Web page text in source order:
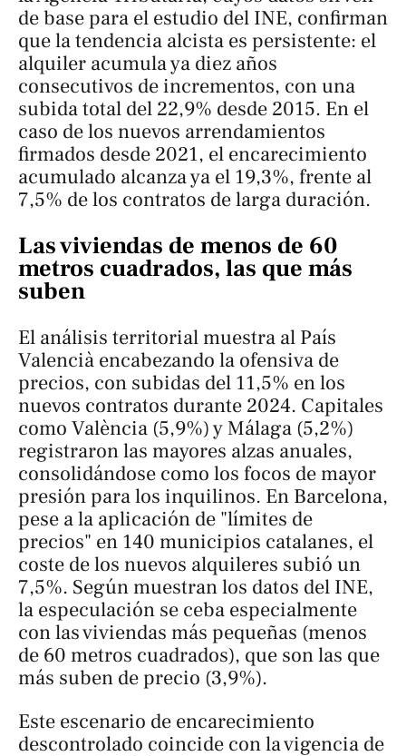
de base para el estudio del INE, confirman
que la tendencia alcista es persistente: el
alquiler acumula ya diez años
consecutivos de incrementos, con una
subida total del 22,9% desde 2015. En el
caso de los nuevos arrendamientos
firmados desde 2021, el encarecimiento
acumulado alcanza ya el 19,3%, frente al
7,5% de los contratos de larga duración.
Las viviendas de menos de 60
metros cuadrados, las que más
suben
El análisis territorial muestra al País
Valencià encabezando la ofensiva de
precios, con subidas del 11,5% en los
nuevos contratos durante 2024. Capitales
como València (5,9%) y Málaga (5,2%)
registraron las mayores alzas anuales,
consolidándose como los focos de mayor
presión para los inquilinos. En Barcelona,
pese a la aplicación de "límites de
precios" en 140 municipios catalanes, el
coste de los nuevos alquileres subió un
7,5%. Según muestran los datos del INE,
la especulación se ceba especialmente
con las viviendas más pequeñas (menos
de 60 metros cuadrados), que son las que
más suben de precio (3,9%).
Este escenario de encarecimiento
descontrolado coincide con la vigencia de